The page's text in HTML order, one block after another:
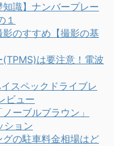
知識】ナンバープレー
１
のすすめ【撮影の基
は要注意！電波
スペックドライブレ
ビュー
ーブルブラウン」
ション
の駐車料金相場はど